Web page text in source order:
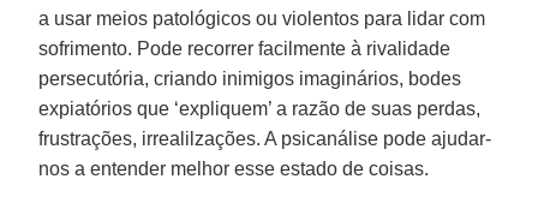
a usar meios patológicos ou violentos para lidar com
sofrimento. Pode recorrer facilmente à rivalidade
persecutória, criando inimigos imaginários, bodes
expiatórios que ‘expliquem’ a razão de suas perdas,
frustrações, irrealilzações. A psicanálise pode ajudar-
nos a entender melhor esse estado de coisas.